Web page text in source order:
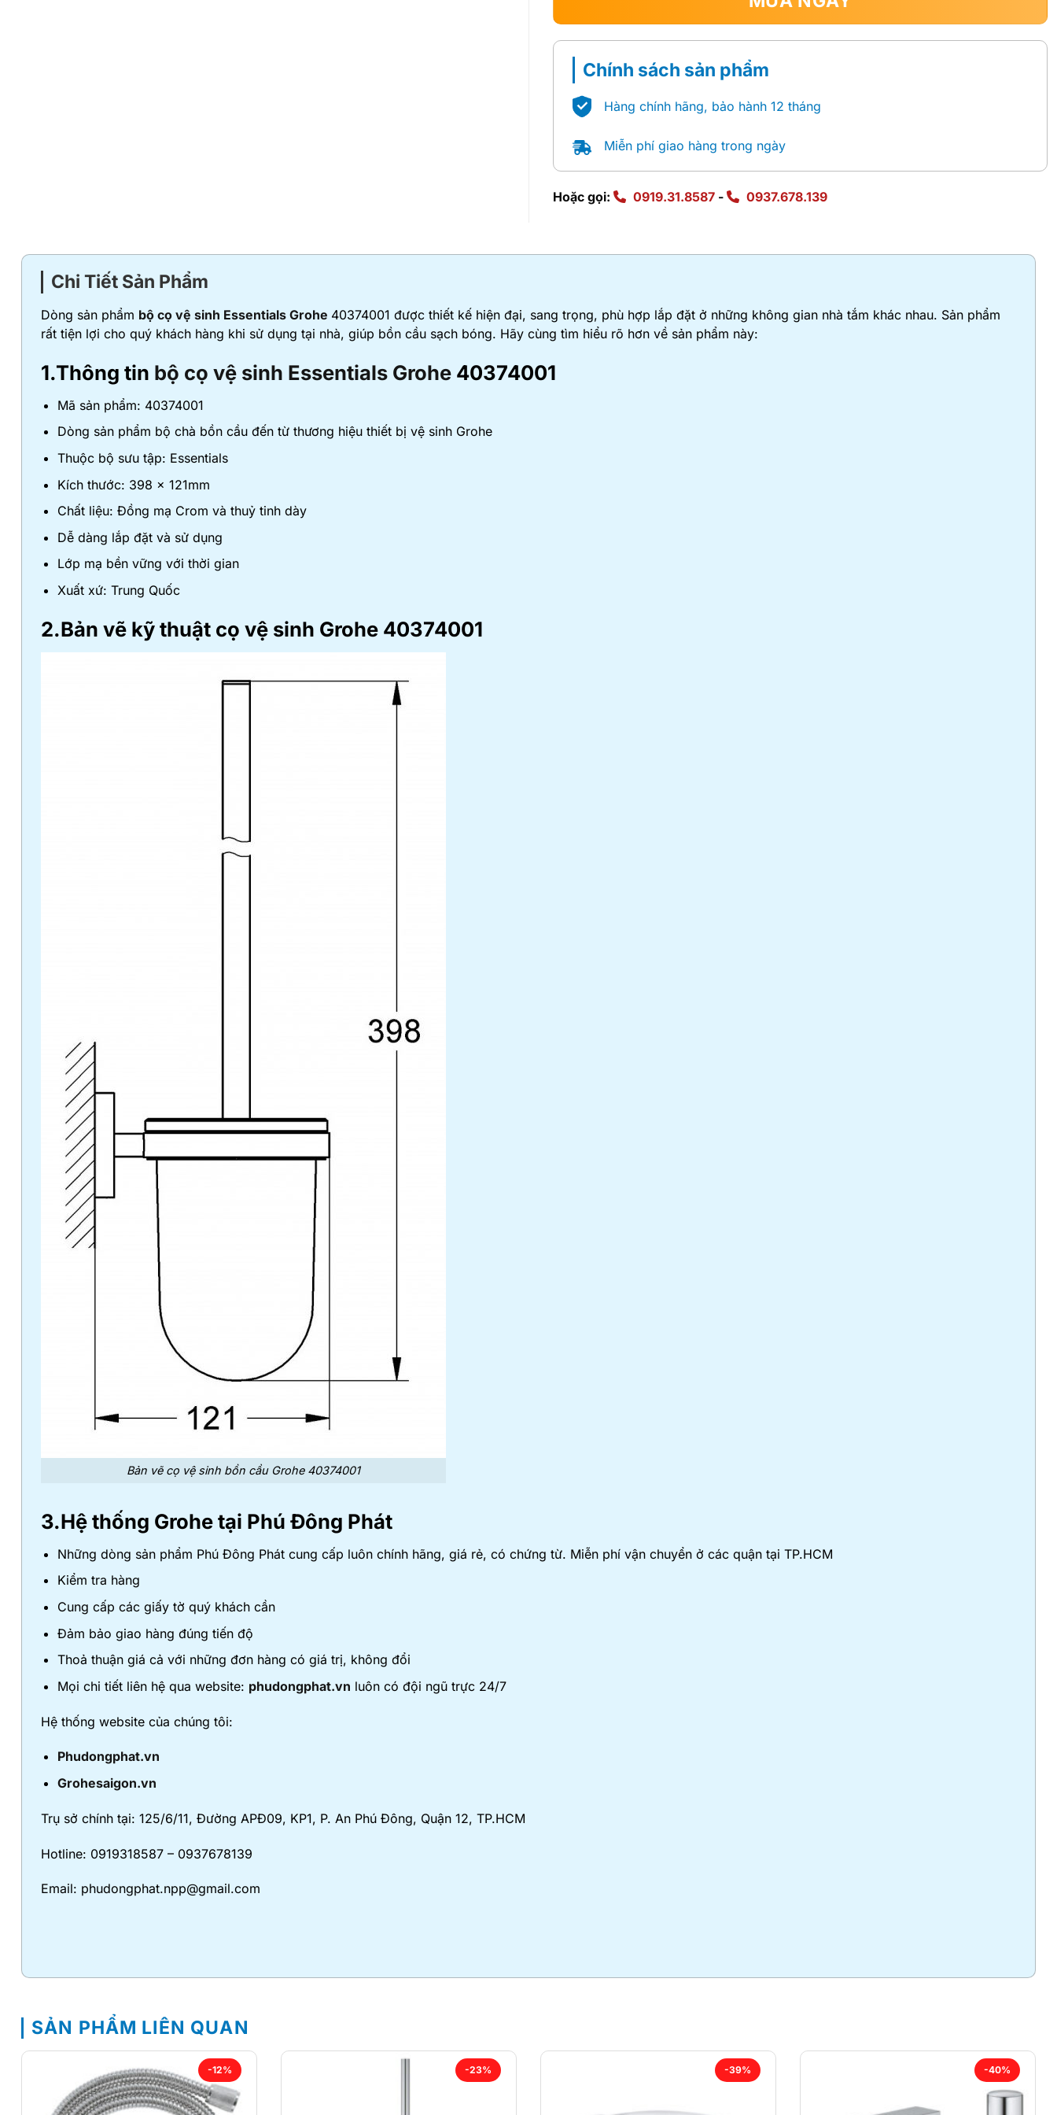
Chính sách sản phẩm
Hàng chính hãng, bảo hành 12 tháng
Miễn phí giao hàng trong ngày
Hoặc gọi: 0919.31.8587 - 0937.678.139
Chi Tiết Sản Phẩm
Dòng sản phẩm bộ cọ vệ sinh Essentials Grohe 40374001 được thiết kế hiện đại, sang trọng, phù hợp lắp đặt ở những không gian nhà tắm khác nhau. Sản phẩm
rất tiện lợi cho quý khách hàng khi sử dụng tại nhà, giúp bồn cầu sạch bóng. Hãy cùng tìm hiểu rõ hơn về sản phẩm này:
1.Thông tin bộ cọ vệ sinh Essentials Grohe 40374001
Mã sản phẩm: 40374001
Dòng sản phẩm bộ chà bồn cầu đến từ thương hiệu thiết bị vệ sinh Grohe
Thuộc bộ sưu tập: Essentials
Kích thước: 398 x 121mm
Chất liệu: Đồng mạ Crom và thuỷ tinh dày
Dễ dàng lắp đặt và sử dụng
Lớp mạ bền vững với thời gian
Xuất xứ: Trung Quốc
2.Bản vẽ kỹ thuật cọ vệ sinh Grohe 40374001
Bản vẽ cọ vệ sinh bồn cầu Grohe 40374001
3.Hệ thống Grohe tại Phú Đông Phát
Những dòng sản phẩm Phú Đông Phát cung cấp luôn chính hãng, giá rẻ, có chứng từ. Miễn phí vận chuyển ở các quận tại TP.HCM
Kiểm tra hàng
Cung cấp các giấy tờ quý khách cần
Đảm bảo giao hàng đúng tiến độ
Thoả thuận giá cả với những đơn hàng có giá trị, không đổi
Mọi chi tiết liên hệ qua website: phudongphat.vn luôn có đội ngũ trực 24/7
Hệ thống website của chúng tôi:
Phudongphat.vn
Grohesaigon.vn
Trụ sở chính tại: 125/6/11, Đường APĐ09, KP1, P. An Phú Đông, Quận 12, TP.HCM
Hotline: 0919318587 – 0937678139
Email: phudongphat.npp@gmail.com
SẢN PHẨM LIÊN QUAN
-12% -23% -39% -40%